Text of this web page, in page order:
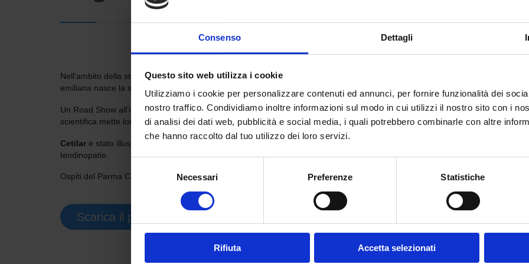
Consenso Dettagli
Questo sito web utilizza i cookie
Utilizziamo i cookie per personalizzare contenuti ed annunci, per fornire funzionalità dei
nostro traffico. Condividiamo inoltre informazioni sul modo in cui utilizzi il nostro sito con i
di analisi dei dati web, pubblicità e social media, i quali potrebbero combinarle con altre
che hanno raccolto dal tuo utilizzo dei loro servizi.
Necessari Preferenze Statistiche
Rifiuta Accetta selezionati
Nell’ambito della stretta collaborazione traPharmanutra, main sponsor del
emiliana nasce la serata che si è tenuta il 6 dicembre allo Stadio Tardini di Parma.
Un Road Show all’insegna dell’aggiornamento scientifico in cui i fisioterapisti e i professionisti del settore possono
scientifica mette loro a disposizione nel trattamento delle sofferenze e dei traumi sportivi (e non).
Cetilar è stato illustrato nelle sue caratteristiche e proprietà con dimostrazioni pratiche sul suo uso in combinazione con le
tendinopatie.
Ospiti del Parma Calcio 1913, medici, fisioterapisti, allenatori e giocatori.
Scarica il programma